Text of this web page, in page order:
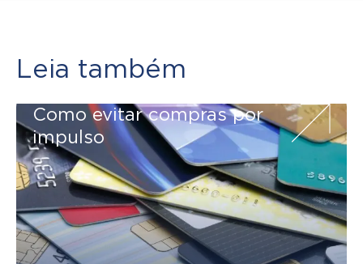
Leia também
Como evitar compras por
impulso